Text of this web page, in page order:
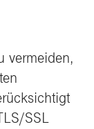
vermeiden,
SSL